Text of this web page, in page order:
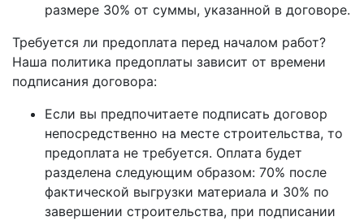
размере 30% от суммы, указанной в договоре.
Требуется ли предоплата перед началом работ?
Наша политика предоплаты зависит от времени
подписания договора:
Если вы предпочитаете подписать договор
непосредственно на месте строительства, то
предоплата не требуется. Оплата будет
разделена следующим образом: 70% после
фактической выгрузки материала и 30% по
завершении строительства, при подписании